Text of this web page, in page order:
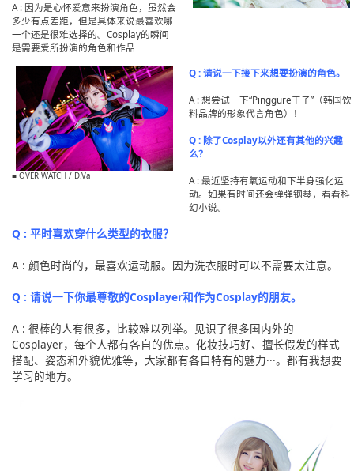
A : 因为是心怀爱意来扮演角色，虽然会
多少有点差距，但是具体来说最喜欢哪
一个还是很难选择的。Cosplay的瞬间
是需要爱所扮演的角色和作品
■ OVER WATCH / D.Va
Q : 请说一下接下来想要扮演的角色。
A : 想尝试一下“Pinggure王子”（韩国饮
料品牌的形象代言角色）！
Q : 除了Cosplay以外还有其他的兴趣
么？
A : 最近坚持有氧运动和下半身强化运
动。如果有时间还会弹弹钢琴，看看科
幻小说。
Q : 平时喜欢穿什么类型的衣服？
A : 颜色时尚的，最喜欢运动服。因为洗衣服时可以不需要太注意。
Q : 请说一下你最尊敬的Cosplayer和作为Cosplay的朋友。
A : 很棒的人有很多，比较难以列举。见识了很多国内外的
Cosplayer，每个人都有各自的优点。化妆技巧好、擅长假发的样式
搭配、姿态和外貌优雅等，大家都有各自特有的魅力···。都有我想要
学习的地方。